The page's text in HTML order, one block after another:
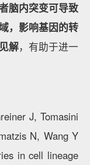
脑内突变可导致
，影响基因的转
解，有助于进一
J, Tomasini
N, Wang Y
in cell lineage